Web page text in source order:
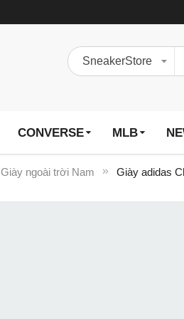
CONVERSE MLB
Giày ngoài trời Nam Giày adidas